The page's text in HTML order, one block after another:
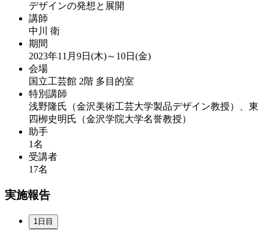
デザインの発想と展開
講師
中川 衛
期間
2023年11月9日(木)～10日(金)
会場
国立工芸館 2階 多目的室
特別講師
浅野隆氏（金沢美術工芸大学製品デザイン教授）、東
四栁史明氏（金沢学院大学名誉教授）
助手
1名
受講者
17名
実施報告
1日目